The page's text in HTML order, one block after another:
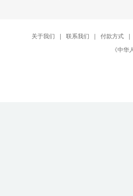
关于我们 | 联系我们 | 付款方式
|
《中